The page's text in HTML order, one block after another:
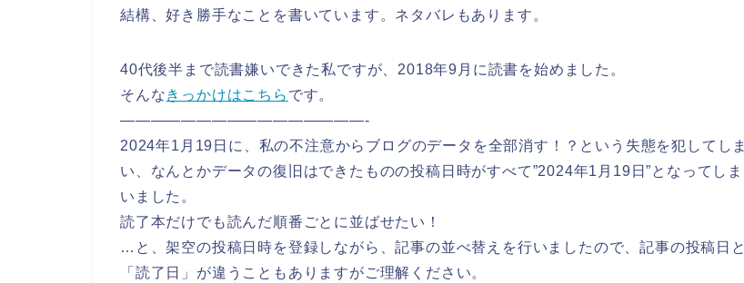
結構、好き勝手なことを書いています。ネタバレもあります。
40代後半まで読書嫌いできた私ですが、2018年9月に読書を始めました。
そんなきっかけはこちら です。
————————————————-
2024年1月19日に、私の不注意からブログのデータを全部消す！？という失態を犯してしま
い、なんとかデータの復旧はできたものの投稿日時がすべて”2024年1月19日”となってしま
いました。
読了本だけでも読んだ順番ごとに並ばせたい！
…と、架空の投稿日時を登録しながら、記事の並べ替えを行いましたので、記事の投稿日と
「読了日」が違うこともありますがご理解ください。